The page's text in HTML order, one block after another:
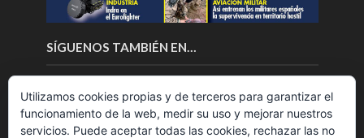
SÍGUENOS TAMBIÉN EN…
Utilizamos cookies propias y de terceros para garantizar el
funcionamiento de la web, medir su uso y mejorar nuestros
servicios. Puede aceptar todas las cookies, rechazar las no